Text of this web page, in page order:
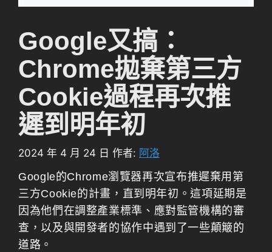
Google又搞：
Chrome拋棄第三方
Cookie過程再次推
遲到明年初
2024 年 4 月 24 日 作者: 阿洛
Google的Chrome瀏覽器再次宣布推遲棄用第
三方Cookie的計畫，直到明年初。這項延期是
因為他們在調整產業標準、應對監管機構的審
查，以及與開發者的協作中遇到了一些顛簸的
道路。